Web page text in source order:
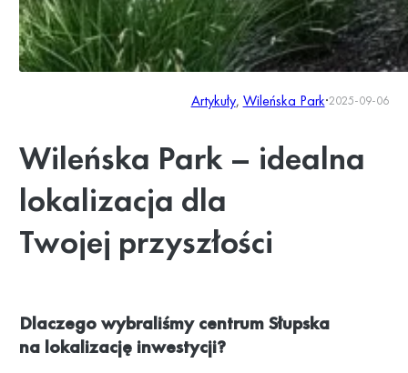
Artykuły, Wileńska Park·2025-09-06
Wileńska Park – idealna
lokalizacja dla
Twojej przyszłości
Dlaczego wybraliśmy centrum Słupska
na lokalizację inwestycji?